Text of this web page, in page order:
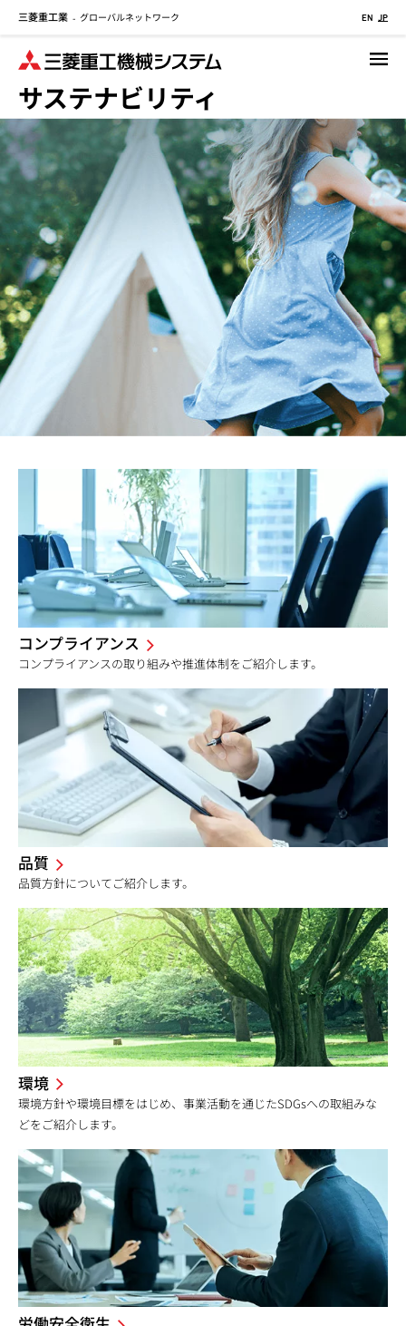
テ
ン
ツ
に
移
動
三菱重工業 - グローバルネットワーク EN JP
サステナビリティ
コンプライアンス
コンプライアンスの取り組みや推進体制をご紹介します。
品質
品質方針についてご紹介します。
環境
環境方針や環境目標をはじめ、事業活動を通じたSDGsへの取組みな
どをご紹介します。